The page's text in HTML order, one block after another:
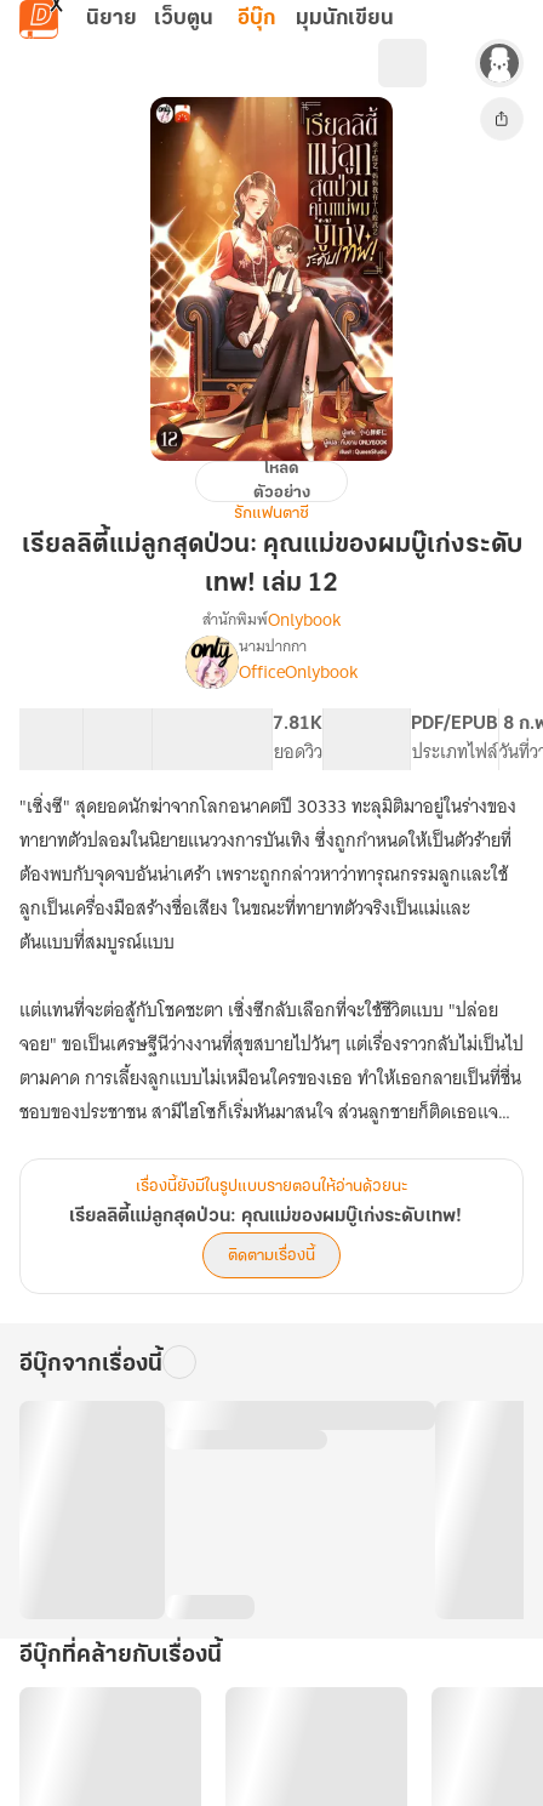
ข้ามไปยังเนื้อหาหลัก
นิยาย เว็บตูน อีบุ๊ก มุมนักเขียน
เรียลลิตี้
ลูก
สุด
ผม
เก่ง
ระดับ
เทพ!
เล่ม
12
โหลด
ตัวอย่าง
รักแฟนตาซี
เรียลลิตี้แม่ลูกสุดป่วน: คุณแม่ของผมบู๊เก่งระดับ
เทพ! เล่ม 12
เรื่อง
เรียลลิตี้
แม่
ลูก
สุด
ป่วน:
คุณ
แม่
ของ
ผม
บู๊
เก่ง
สำนักพิมพ์Onlybook
นามปากกา
OfficeOnlybook
7.81K
ยอดวิว
PDF/EPUB
ประเภทไฟล์
8 ก.
วันที่ว
"เซิ่งซี" สุดยอดนักฆ่าจากโลกอนาคตปี 30333 ทะลุมิติมาอยู่ในร่างของ
ทายาทตัวปลอมในนิยายแนววงการบันเทิง ซึ่งถูกกำหนดให้เป็นตัวร้ายที่
ต้องพบกับจุดจบอันน่าเศร้า เพราะถูกกล่าวหาว่าทารุณกรรมลูกและใช้
ลูกเป็นเครื่องมือสร้างชื่อเสียง ในขณะที่ทายาทตัวจริงเป็นแม่และ
ต้นแบบที่สมบูรณ์แบบ
แต่แทนที่จะต่อสู้กับโชคชะตา เซิ่งซีกลับเลือกที่จะใช้ชีวิตแบบ "ปล่อย
จอย" ขอเป็นเศรษฐีนีว่างงานที่สุขสบายไปวันๆ แต่เรื่องราวกลับไม่เป็นไป
ตามคาด การเลี้ยงลูกแบบไม่เหมือนใครของเธอ ทำให้เธอกลายเป็นที่ชื่น
ชอบของประชาชน สามีไฮโซก็เริ่มหันมาสนใจ ส่วนลูกชายก็ติดเธอแจ
ใหม่…
สุดท้าย เซิ่งซีที่แค่อยากใช้ชีวิตขี้เกียจ ๆ กลับต้องกุมขมับกับชื่อเสียงและ
ความสำเร็จที่เธอไม่เคยต้องการ (ตอนที่ 441-480)
เรื่องนี้ยังมีในรูปแบบรายตอนให้อ่านด้วยนะ
เรียลลิตี้แม่ลูกสุดป่วน: คุณแม่ของผมบู๊เก่งระดับเทพ!
ติดตามเรื่องนี้
อีบุ๊กจากเรื่องนี้
อีบุ๊กที่คล้ายกับเรื่องนี้